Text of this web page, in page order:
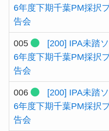
6年度下期千葉PM採択
告会
005 [200] IPA未踏
6年度下期千葉PM採択
告会
006 [200] IPA未踏
6年度下期千葉PM採択
告会